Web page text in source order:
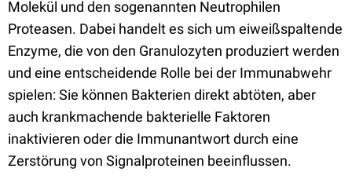
Molekül und den sogenannten Neutrophilen
Proteasen. Dabei handelt es sich um eiweißspaltende
Enzyme, die von den Granulozyten produziert werden
und eine entscheidende Rolle bei der Immunabwehr
spielen: Sie können Bakterien direkt abtöten, aber
auch krankmachende bakterielle Faktoren
inaktivieren oder die Immunantwort durch eine
Zerstörung von Signalproteinen beeinflussen.